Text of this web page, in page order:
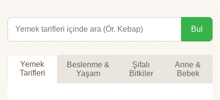
Bul
Yemek
Tarifleri
Beslenme &
Yaşam
Şifalı
Bitkiler
Anne &
Bebek